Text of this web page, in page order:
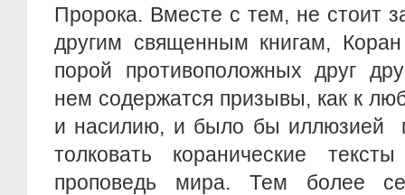
Пророка. Вместе с тем, не стоит
другим священным книгам,
порой противоположных друг
нем содержатся призывы, как к
и насилию, и было бы иллюзией
толковать коранические
проповедь мира. Тем более